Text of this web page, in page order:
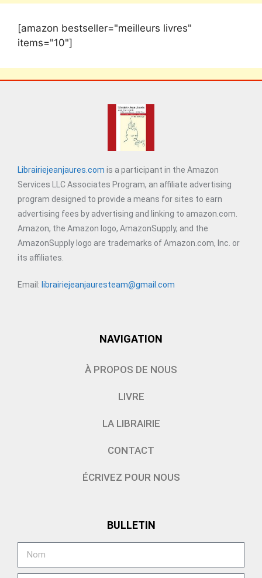
[amazon bestseller="meilleurs livres"
items="10"]
Librairiejeanjaures.com is a participant in the Amazon
Services LLC Associates Program, an affiliate advertising
program designed to provide a means for sites to earn
advertising fees by advertising and linking to amazon.com.
Amazon, the Amazon logo, AmazonSupply, and the
AmazonSupply logo are trademarks of Amazon.com, Inc. or
its affiliates.
Email: librairiejeanjauresteam@gmail.com
NAVIGATION
À PROPOS DE NOUS
LIVRE
LA LIBRAIRIE
CONTACT
ÉCRIVEZ POUR NOUS
BULLETIN